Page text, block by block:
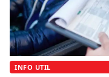
INFO UTIL